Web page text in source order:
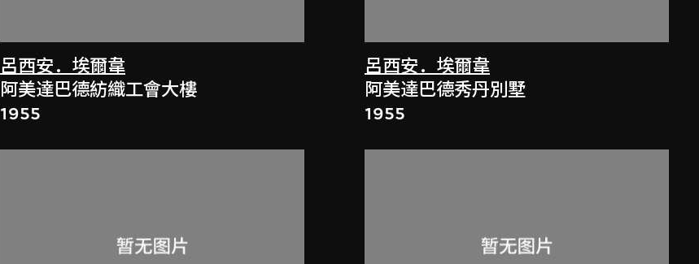
呂西安．埃爾韋
阿美達巴德紡織工會大樓
1955
呂西安．埃爾韋
阿美達巴德秀丹別墅
1955